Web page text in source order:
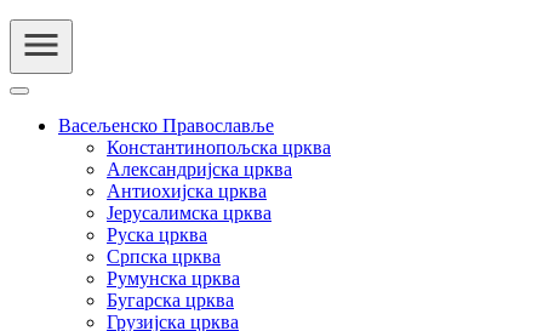
Васељенско Православље
Константинопољска црква
Александријска црква
Антиохијска црква
Јерусалимска црква
Руска црква
Српска црква
Румунска црква
Бугарска црква
Грузијска црква